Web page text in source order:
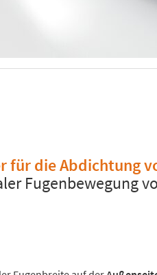
für die Abdichtung
Fugenbewegung